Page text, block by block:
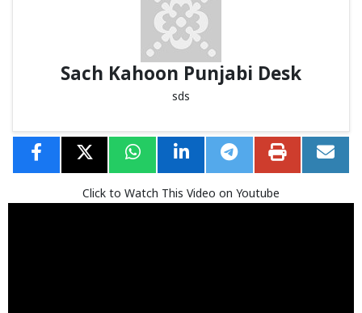
Sach Kahoon Punjabi Desk
sds
Click to Watch This Video on Youtube